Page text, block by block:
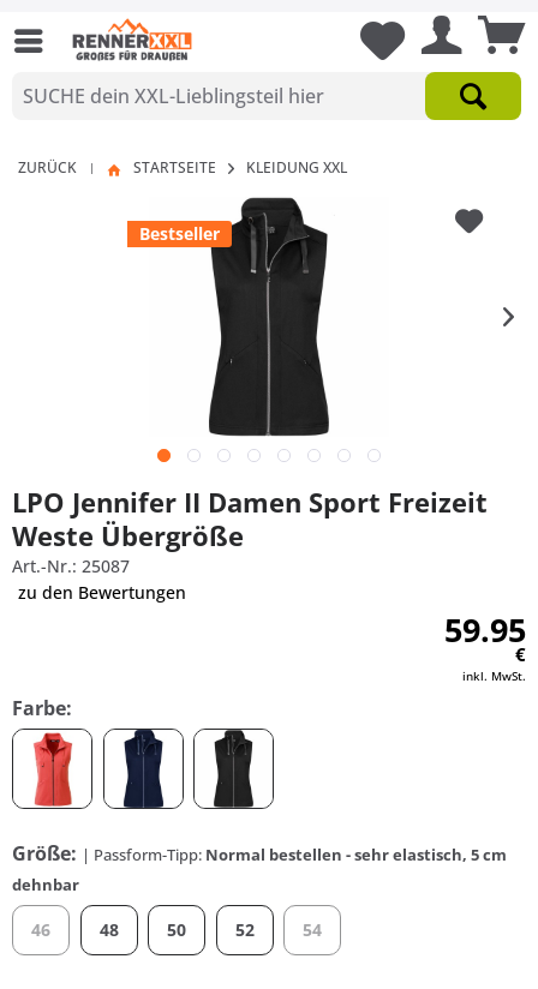
ZURÜCK | STARTSEITE KLEIDUNG XXL
Bestseller
LPO Jennifer II Damen Sport Freizeit
Weste Übergröße
Art.-Nr.: 25087
zu den Bewertungen
59.95
€
inkl. MwSt.
Farbe:
Größe: | Passform-Tipp: Normal bestellen - sehr elastisch, 5 cm
dehnbar
46 48 50 52 54